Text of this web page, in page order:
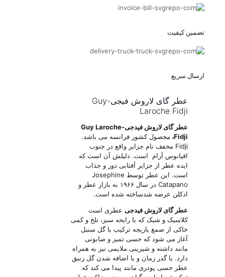
تضمین کیفیت
ارسال سریع
عطر گای لاروش فیجی-Guy
Laroche Fidji
عطر گای لاروش فیدجی-Guy Laroche
Fidji، محصول کشور فرانسه می باشد.
Fidji مخفف نام جزایر واقع در جنوب
اقیانوس آرام است. دلیلش آن است که
ایده عطر از جزایر آفتابی دور و جذاب
است. این عطر توسط Josephine
Catapano در سال ۱۹۶۶ به بازار عطر و
ادکلن عرضه شدساخته شده است.
عطر گای لاروش فیدجیعطری است
کلاسیک و شیک که با رایحه سبز، تلخ و کمی
خاکی از صمغ باریجه ترکیب با گل سنبل
آغاز می شود که حسی تمیز و صابونی
مانند داشته و شیرینی ملایمی نیز به همراه
دارد. با گذر زمان و با اضافه شدن گل زنبق
عطر حسی پودری مانند پیدا می کند که